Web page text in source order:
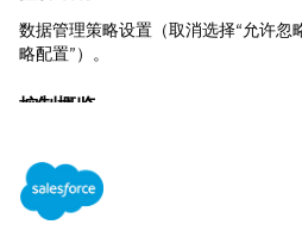
数据管理策略设置（取消选择“允许忽
略配置”）。
控制概览
静默失败或跳过可能使数据处于不一
描述